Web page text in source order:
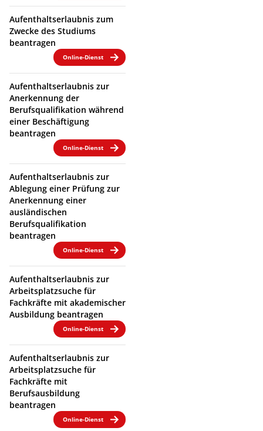
Aufenthaltserlaubnis zum
Zwecke des Studiums
beantragen
Online-Dienst
Aufenthaltserlaubnis zur
Anerkennung der
Berufsqualifikation während
einer Beschäftigung
beantragen
Online-Dienst
Aufenthaltserlaubnis zur
Ablegung einer Prüfung zur
Anerkennung einer
ausländischen
Berufsqualifikation
beantragen
Online-Dienst
Aufenthaltserlaubnis zur
Arbeitsplatzsuche für
Fachkräfte mit akademischer
Ausbildung beantragen
Online-Dienst
Aufenthaltserlaubnis zur
Arbeitsplatzsuche für
Fachkräfte mit
Berufsausbildung
beantragen
Online-Dienst